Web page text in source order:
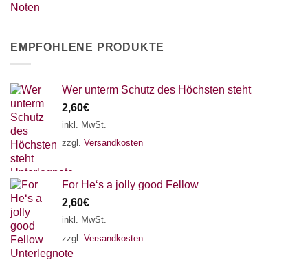
EMPFOHLENE PRODUKTE
Wer unterm Schutz des Höchsten steht
2,60€
inkl. MwSt.
zzgl. Versandkosten
For He‘s a jolly good Fellow
2,60€
inkl. MwSt.
zzgl. Versandkosten